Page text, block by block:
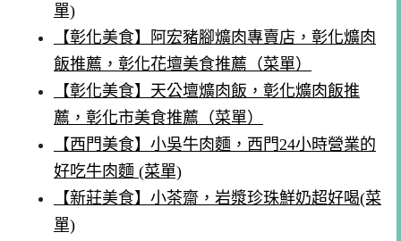
單)
【彰化美食】阿宏豬腳爌肉專賣店，彰化爌肉
飯推薦，彰化花壇美食推薦（菜單）
【彰化美食】天公壇爌肉飯，彰化爌肉飯推
薦，彰化市美食推薦（菜單）
【西門美食】小吳牛肉麵，西門24小時營業的
好吃牛肉麵 (菜單)
【新莊美食】小茶齋，岩漿珍珠鮮奶超好喝(菜
單)